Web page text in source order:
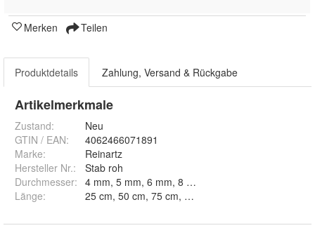
Merken Teilen
Produktdetails Zahlung, Versand & Rückgabe
Artikelmerkmale
Zustand:
Neu
GTIN / EAN:
4062466071891
Marke:
Reinartz
Hersteller Nr.:
Stab roh
Durchmesser:
Länge: